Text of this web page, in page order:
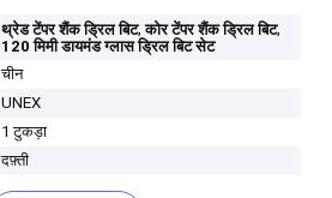
थ्रेड टेंपर शैंक ड्रिल बिट,कोर टेंपर शैंक ड्रिल बिट,
120 मिमी डायमंड ग्लास ड्रिल बिट सेट
चीन
UNEX
1 टुकड़ा
दफ़्ती